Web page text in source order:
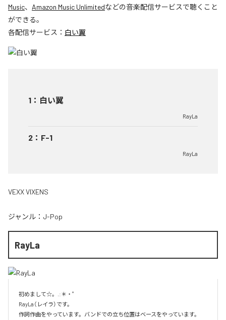
Music、 Amazon Music Unlimitedなどの音楽配信サービスで聴くこと
ができる。
各配信サービス： 白い翼
1 ： 白い翼
RayLa
2 ： F-1
RayLa
VEXX VIXENS
ジャンル： J-Pop
RayLa
初めまして☆。.:＊・゜
RayLa（レイラ）です。
作詞作曲をやっています。バンドでの立ち位置はベースをやっています。